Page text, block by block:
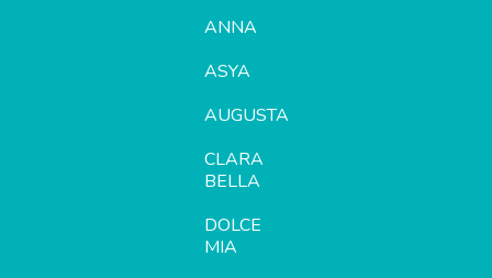
ANNA
ASYA
AUGUSTA
CLARA
BELLA
DOLCE
MIA